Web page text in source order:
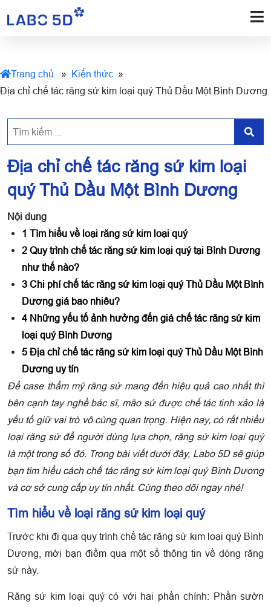
Trang chủ » Kiến thức »
Địa chỉ chế tác răng sứ kim loại quý Thủ Dầu Một Bình Dương
Địa chỉ chế tác răng sứ kim loại
quý Thủ Dầu Một Bình Dương
Nội dung
1 Tìm hiểu về loại răng sứ kim loại quý
2 Quy trình chế tác răng sứ kim loại quý tại Bình Dương
như thế nào?
3 Chi phí chế tác răng sứ kim loại quý Thủ Dầu Một Bình
Dương giá bao nhiêu?
4 Những yếu tố ảnh hưởng đến giá chế tác răng sứ kim
loại quý Bình Dương
5 Địa chỉ chế tác răng sứ kim loại quý Thủ Dầu Một Bình
Dương uy tín
Để case thẩm mỹ răng sứ mang đến hiệu quả cao nhất thì
bên cạnh tay nghề bác sĩ, mão sứ được chế tác tinh xảo là
yếu tố giữ vai trò vô cùng quan trọng. Hiện nay, có rất nhiều
loại răng sứ để người dùng lựa chọn, răng sứ kim loại quý
là một trong số đó. Trong bài viết dưới đây, Labo 5D sẽ giúp
bạn tìm hiểu cách chế tác răng sứ kim loại quý Bình Dương
và cơ sở cung cấp uy tín nhất. Cùng theo dõi ngay nhé!
Tìm hiểu về loại răng sứ kim loại quý
Trước khi đi qua quy trình chế tác răng sứ kim loại quý Bình
Dương, mời bạn điểm qua một số thông tin về dòng răng
sứ này.
Răng sứ kim loại quý có với hai phần chính: Phần sườn